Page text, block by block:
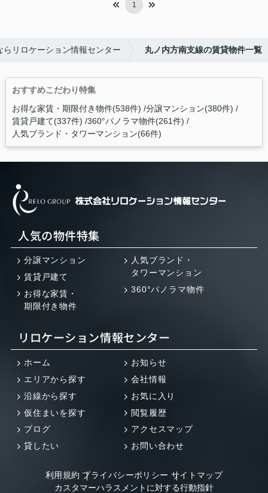
1
リロケーション情報センター 丸ノ内方南支線の賃貸物件一覧
おすすめこだわり特集
お得な家賃・期限付き物件(538件) 分譲マンション(380件)
賃貸戸建て(337件) 360°パノラマ物件(261件)
人気ブランド・タワーマンション(66件)
人気の物件特集
分譲マンション
賃貸戸建て
お得な家賃・
期限付き物件
人気ブランド・
タワーマンション
360°パノラマ物件
リロケーション情報センター
ホーム
エリアから探す
沿線から探す
仮住まいを探す
ブログ
貸したい
お知らせ
会社情報
お気に入り
閲覧履歴
アクセスマップ
お問い合わせ
利用規約 プライバシーポリシー サイトマップ
カスタマーハラスメントに対する行動指針